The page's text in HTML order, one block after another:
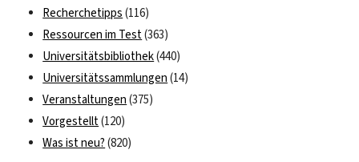
Recherchetipps (116)
Ressourcen im Test(363)
Universitätsbibliothek(440)
Universitätssammlungen (14)
Veranstaltungen (375)
Vorgestellt(120)
Was ist neu? (820)